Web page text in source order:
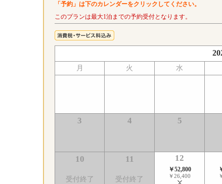
「予約」は下のカレンダーをクリックしてください。
このプランは最大1泊までの予約受付となります。
月 火 水
3 4 5
10
受付終了
11
受付終了
12
￥52,800
￥26,400